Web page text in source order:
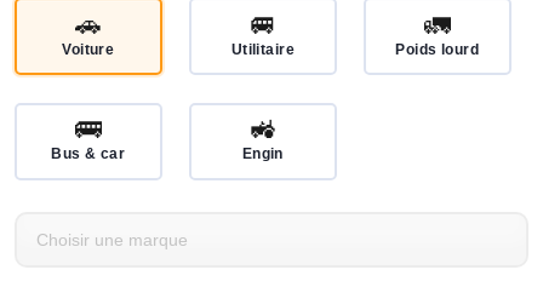
🚗
Voiture
🚐
Utilitaire
🚛
Poids lourd
🚌
Bus & car
🚜
Engin